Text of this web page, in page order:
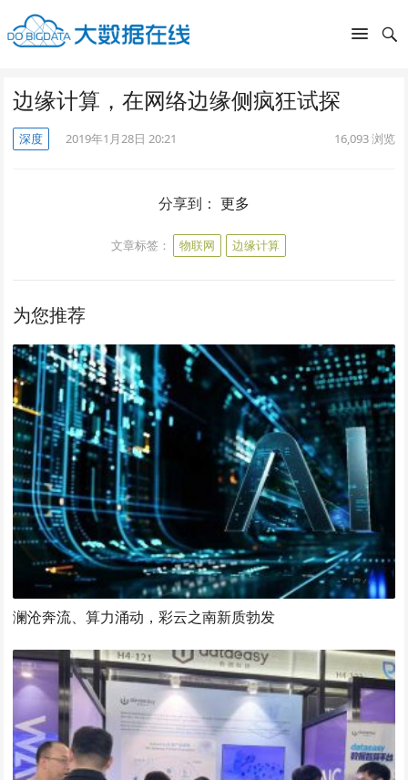
边缘计算，在网络边缘侧疯狂试探
深度 2019年1月28日 20:21 16,093浏览
分享到： 更多
文章标签： 物联网 边缘计算
为您推荐
澜沧奔流、算力涌动，彩云之南新质勃发